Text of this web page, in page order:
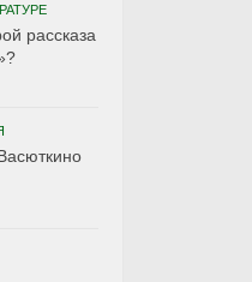
рассказа